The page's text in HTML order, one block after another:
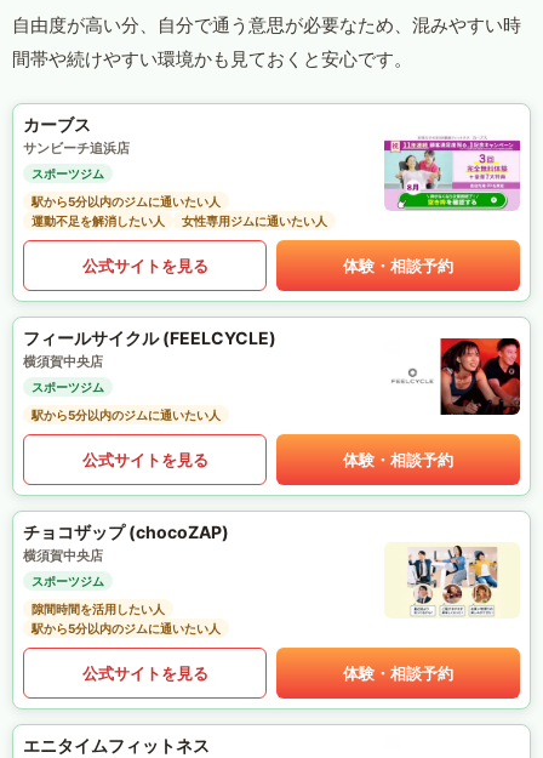
自由度が高い分、自分で通う意思が必要なため、混みやすい時
間帯や続けやすい環境かも見ておくと安心です。
カーブス
サンビーチ追浜店
スポーツジム
駅から5分以内のジムに通いたい人
運動不足を解消したい人
女性専用ジムに通いたい人
公式サイトを見る 体験・相談予約
フィールサイクル (FEELCYCLE)
横須賀中央店
スポーツジム
駅から5分以内のジムに通いたい人
公式サイトを見る 体験・相談予約
チョコザップ (chocoZAP)
横須賀中央店
スポーツジム
隙間時間を活用したい人
駅から5分以内のジムに通いたい人
公式サイトを見る 体験・相談予約
エニタイムフィットネス